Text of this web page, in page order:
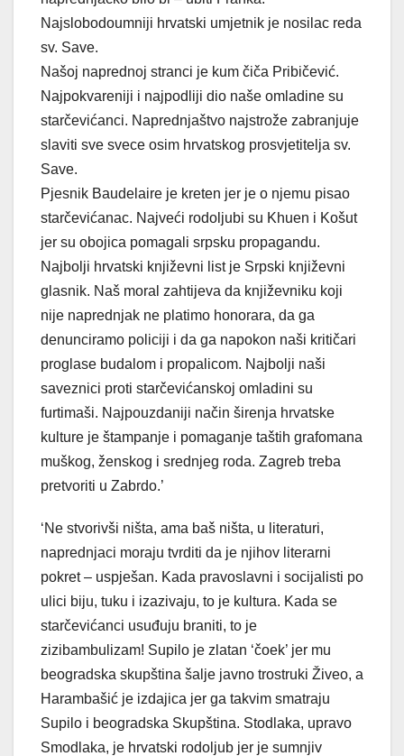
Najslobodoumniji hrvatski umjetnik je nosilac reda
sv. Save.
Našoj naprednoj stranci je kum čiča Pribičević.
Najpokvareniji i najpodliji dio naše omladine su
starčevićanci. Naprednjaštvo najstrože zabranjuje
slaviti sve svece osim hrvatskog prosvjetitelja sv.
Save.
Pjesnik Baudelaire je kreten jer je o njemu pisao
starčevićanac. Najveći rodoljubi su Khuen i Košut
jer su obojica pomagali srpsku propagandu.
Najbolji hrvatski književni list je Srpski književni
glasnik. Naš moral zahtijeva da književniku koji
nije naprednjak ne platimo honorara, da ga
denunciramo policiji i da ga napokon naši kritičari
proglase budalom i propalicom. Najbolji naši
saveznici proti starčevićanskoj omladini su
furtimaši. Najpouzdaniji način širenja hrvatske
kulture je štampanje i pomaganje taštih grafomana
muškog, ženskog i srednjeg roda. Zagreb treba
pretvoriti u Zabrdo.’
‘Ne stvorivši ništa, ama baš ništa, u literaturi,
naprednjaci moraju tvrditi da je njihov literarni
pokret – uspješan. Kada pravoslavni i socijalisti po
ulici biju, tuku i izazivaju, to je kultura. Kada se
starčevićanci usuđuju braniti, to je
zizibambulizam! Supilo je zlatan ‘čoek’ jer mu
beogradska skupština šalje javno trostruki Živeo, a
Harambašić je izdajica jer ga takvim smatraju
Supilo i beogradska Skupština. Stodlaka, upravo
Smodlaka, je hrvatski rodoljub jer je sumnjiv